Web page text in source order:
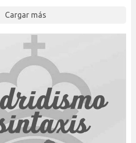
Cargar más